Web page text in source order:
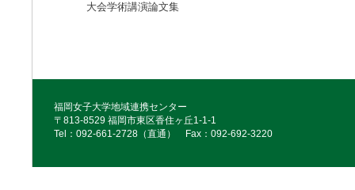
大会学術講演論文集
福岡女子大学地域連携センター
〒813-8529 福岡市東区香住ヶ丘1-1-1
Tel：092‐661‐2728（直通） Fax：092‐692‐3220